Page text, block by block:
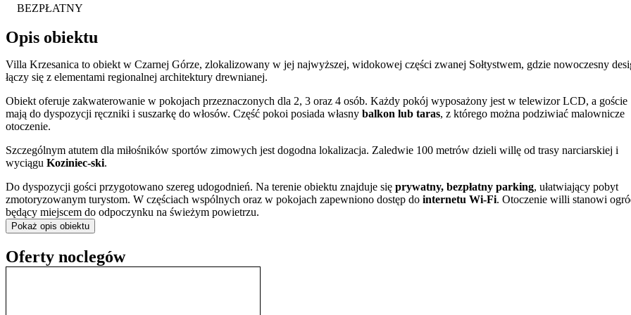
BEZPŁATNY
Opis obiektu
Villa Krzesanica to obiekt w Czarnej Górze, zlokalizowany w jej najwyższej, widokowej części zwanej Sołtystwem, gdzie nowoczesny
łączy się z elementami regionalnej architektury drewnianej.
Obiekt oferuje zakwaterowanie w pokojach przeznaczonych dla 2, 3 oraz 4 osób. Każdy pokój wyposażony jest w telewizor LCD, a goście
mają do dyspozycji ręczniki i suszarkę do włosów. Część pokoi posiada własny balkon lub taras, z którego można podziwiać malownicze
otoczenie.
Szczególnym atutem dla miłośników sportów zimowych jest dogodna lokalizacja. Zaledwie 100 metrów dzieli willę od trasy narciarskiej i
wyciągu Koziniec-ski.
Do dyspozycji gości przygotowano szereg udogodnień. Na terenie obiektu znajduje się prywatny, bezpłatny parking, ułatwiający pobyt
zmotoryzowanym turystom. W częściach wspólnych oraz w pokojach zapewniono dostęp do internetu Wi-Fi. Otoczenie willi stanowi
będący miejscem do odpoczynku na świeżym powietrzu.
Położenie willi w najwyższym punkcie Czarnej Góry, na terenie Sołtystwa, gwarantuje niezakłócone widoki. Z okien i balkonów roztacza się
rozległa panorama Tatr oraz Gorców
górskich krajobrazów o każdej porze roku.
Pokaż opis obiektu
Oferty noclegów